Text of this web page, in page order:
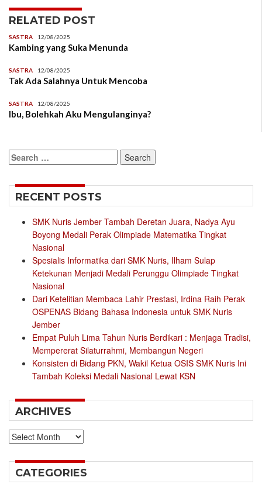
RELATED POST
SASTRA 12/08/2025
Kambing yang Suka Menunda
SASTRA 12/08/2025
Tak Ada Salahnya Untuk Mencoba
SASTRA 12/08/2025
Ibu, Bolehkah Aku Mengulanginya?
Search
for:
RECENT POSTS
SMK Nuris Jember Tambah Deretan Juara, Nadya Ayu
Boyong Medali Perak Olimpiade Matematika Tingkat
Nasional
Spesialis Informatika dari SMK Nuris, Ilham Sulap
Ketekunan Menjadi Medali Perunggu Olimpiade Tingkat
Nasional
Dari Ketelitian Membaca Lahir Prestasi, Irdina Raih Perak
OSPENAS Bidang Bahasa Indonesia untuk SMK Nuris
Jember
Empat Puluh Lima Tahun Nuris Berdikari : Menjaga Tradisi,
Mempererat Silaturrahmi, Membangun Negeri
Konsisten di Bidang PKN, Wakil Ketua OSIS SMK Nuris Ini
Tambah Koleksi Medali Nasional Lewat KSN
ARCHIVES
Archives
CATEGORIES